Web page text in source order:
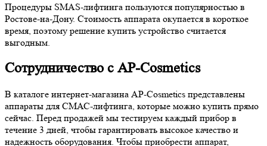
Процедуры SMAS-лифтинга пользуются популярностью в
Ростове-на-Дону. Стоимость аппарата окупается в короткое
время, поэтому решение купить устройство считается
выгодным.
Сотрудничество с AP-Cosmetics
В каталоге интернет-магазина AP-Cosmetics представлены
аппараты для СМАС-лифтинга, которые можно купить прямо
сейчас. Перед продажей мы тестируем каждый прибор в
течение 3 дней, чтобы гарантировать высокое качество и
надежность оборудования. Чтобы приобрести аппарат,